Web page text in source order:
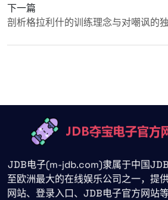
下一篇
剖析格拉利什的训练理念与对嘲讽的
JDB电子(m-jdb.com)隶属于中国
至欧洲最大的在线娱乐公司之一，提
网站、登录入口、JDB电子官方网站